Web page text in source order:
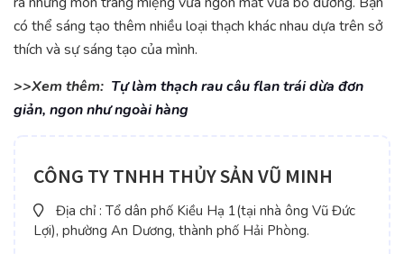
có thể sáng tạo thêm nhiều loại thạch khác nhau dựa trên sở
thích và sự sáng tạo của mình.
>>Xem thêm: Tự làm thạch rau câu flan trái dừa đơn
giản, ngon như ngoài hàng
CÔNG TY TNHH THỦY SẢN VŨ MINH
Địa chỉ : Tổ dân phố Kiều Hạ 1(tại nhà ông Vũ Đức
Lợi), phường An Dương, thành phố Hải Phòng.